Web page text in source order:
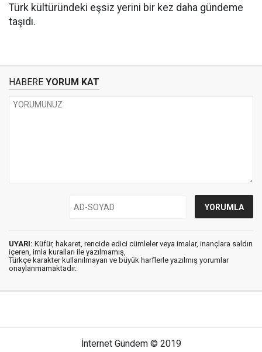
Türk kültüründeki eşsiz yerini bir kez daha gündeme
taşıdı.
HABERE YORUM KAT
UYARI: Küfür, hakaret, rencide edici cümleler veya imalar, inançlara saldırı
içeren, imla kuralları ile yazılmamış,
Türkçe karakter kullanılmayan ve büyük harflerle yazılmış yorumlar
onaylanmamaktadır.
İnternet Gündem © 2019